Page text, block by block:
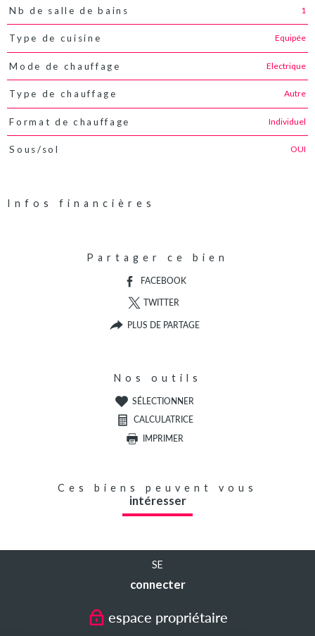
Nb de salle de bains 1
Type de cuisine Equipée
Mode de chauffage Electrique
Type de chauffage Autre
Format de chauffage Individuel
Sous/sol OUI
Infos financières
Partager ce bien
FACEBOOK
TWITTER
PLUS DE PARTAGE
Nos outils
SÉLECTIONNER
CALCULATRICE
IMPRIMER
Ces biens peuvent vous
intéresser
SE
connecter
espace propriétaire